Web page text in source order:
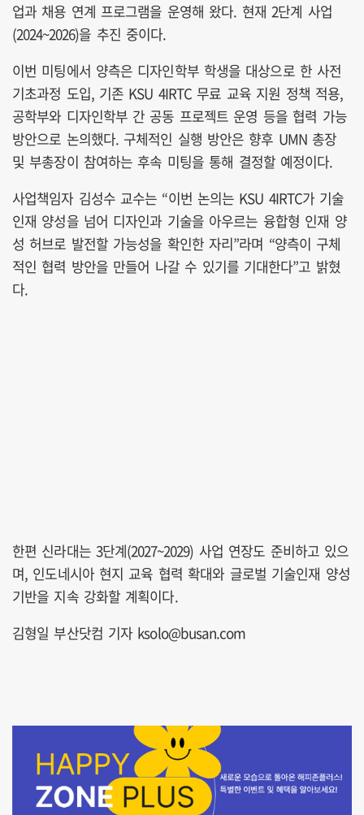
업과 채용 연계 프로그램을 운영해 왔다. 현재 2단계 사업
(2024~2026)을 추진 중이다.
이번 미팅에서 양측은 디자인학부 학생을 대상으로 한 사전
기초과정 도입, 기존 KSU 4IRTC 무료 교육 지원 정책 적용,
공학부와 디자인학부 간 공동 프로젝트 운영 등을 협력 가능
방안으로 논의했다. 구체적인 실행 방안은 향후 UMN 총장
및 부총장이 참여하는 후속 미팅을 통해 결정할 예정이다.
사업책임자 김성수 교수는 “이번 논의는 KSU 4IRTC가 기술
인재 양성을 넘어 디자인과 기술을 아우르는 융합형 인재 양
성 허브로 발전할 가능성을 확인한 자리”라며 “양측이 구체
적인 협력 방안을 만들어 나갈 수 있기를 기대한다”고 밝혔
다.
한편 신라대는 3단계(2027~2029) 사업 연장도 준비하고 있으
며, 인도네시아 현지 교육 협력 확대와 글로벌 기술인재 양성
기반을 지속 강화할 계획이다.
김형일 부산닷컴 기자 ksolo@busan.com